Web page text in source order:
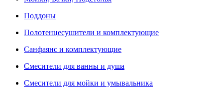
Поддоны
Полотенцесушители и комплектующие
Санфаянс и комплектующие
Смесители для ванны и душа
Смесители для мойки и умывальника